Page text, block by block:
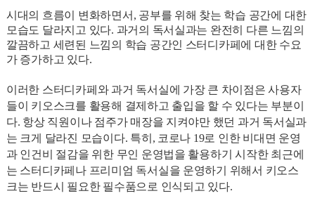
시대의 흐름이 변화하면서, 공부를 위해 찾는 학습 공간에 대한
모습도 달라지고 있다. 과거의 독서실과는 완전히 다른 느낌의
깔끔하고 세련된 느낌의 학습 공간인 스터디카페에 대한 수요
가 증가하고 있다.
이러한 스터디카페와 과거 독서실에 가장 큰 차이점은 사용자
들이 키오스크를 활용해 결제하고 출입을 할 수 있다는 부분이
다. 항상 직원이나 점주가 매장을 지켜야만 했던 과거 독서실과
는 크게 달라진 모습이다. 특히, 코로나 19로 인한 비대면 운영
과 인건비 절감을 위한 무인 운영법을 활용하기 시작한 최근에
는 스터디카페나 프리미엄 독서실을 운영하기 위해서 키오스
크는 반드시 필요한 필수품으로 인식되고 있다.